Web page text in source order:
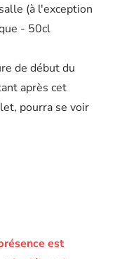
(à l'exception
- 50cl
de début du
après cet
pourra se voir
est